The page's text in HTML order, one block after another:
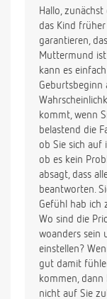
Mit besten
Monele
Hallo,
das Kind
garantieren,
Muttermund
kann es
Geburtsbeginn
kommt, wenn
belastend die
ob Sie sich auf
ob es kein
absagt, dass
beantworten.
Gefühl hab ich
Wo sind die
woanders sein
einstellen?
gut damit
kommen, dann
nicht auf Sie